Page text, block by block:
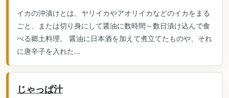
イカの沖漬けとは、ヤリイカやアオリイカなどのイカをまる
ごと、または切り身にして醤油に数時間～数日漬け込んで食
べる郷土料理。 醤油に日本酒を加えて煮立てたものや、それ
に唐辛子を入れた...
じゃっぱ汁